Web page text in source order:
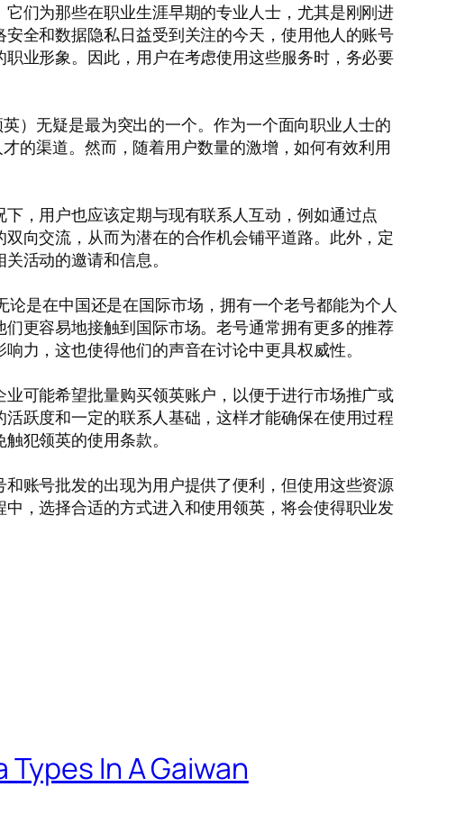
们为那些在职业生涯早期的专业人士，尤其是刚刚进
全和数据隐私日益受到关注的今天，使用他人的账号
业形象。因此，用户在考虑使用这些服务时，务必要
）无疑是最为突出的一个。作为一个面向职业人士的
的渠道。然而，随着用户数量的激增，如何有效利用
，用户也应该定期与现有联系人互动，例如通过点
向交流，从而为潜在的合作机会铺平道路。此外，定
活动的邀请和信息。
是在中国还是在国际市场，拥有一个老号都能为个人
更容易地接触到国际市场。老号通常拥有更多的推荐
力，这也使得他们的声音在讨论中更具权威性。
可能希望批量购买领英账户，以便于进行市场推广或
跃度和一定的联系人基础，这样才能确保在使用过程
犯领英的使用条款。
账号批发的出现为用户提供了便利，但使用这些资源
，选择合适的方式进入和使用领英，将会使得职业发
In A Gaiwan